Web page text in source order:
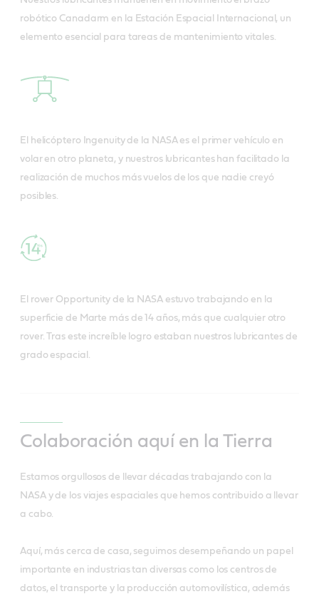
robótico Canadarm en la Estación Espacial Internacional, un
elemento esencial para tareas de mantenimiento vitales.
El helicóptero Ingenuity de la NASA es el primer vehículo en
volar en otro planeta, y nuestros lubricantes han facilitado la
realización de muchos más vuelos de los que nadie creyó
posibles.
El rover Opportunity de la NASA estuvo trabajando en la
superficie de Marte más de 14 años, más que cualquier otro
rover. Tras este increíble logro estaban nuestros lubricantes de
grado espacial.
Colaboración aquí en la Tierra
Estamos orgullosos de llevar décadas trabajando con la
NASA y de los viajes espaciales que hemos contribuido a llevar
a cabo.
Aquí, más cerca de casa, seguimos desempeñando un papel
importante en industrias tan diversas como los centros de
datos, el transporte y la producción automovilística, además